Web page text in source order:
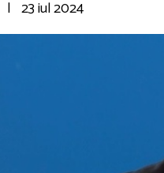
| 23 iul 2024